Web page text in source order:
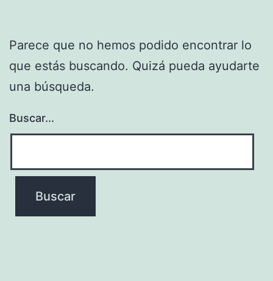
Parece que no hemos podido encontrar lo
que estás buscando. Quizá pueda ayudarte
una búsqueda.
Buscar...